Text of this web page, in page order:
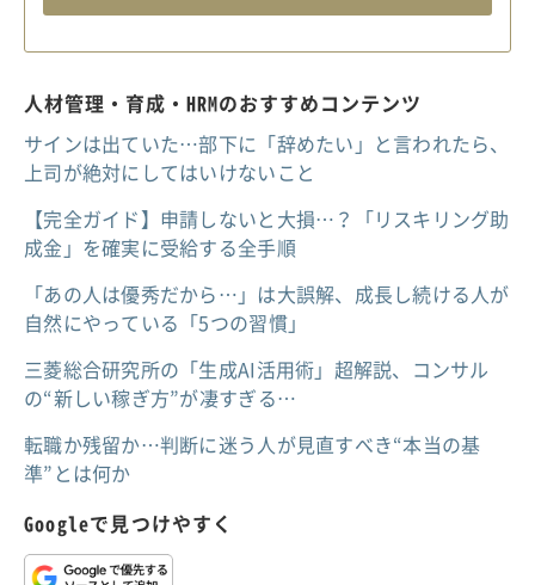
人材管理・育成・HRMのおすすめコンテンツ
サインは出ていた…部下に「辞めたい」と言われたら、
上司が絶対にしてはいけないこと
【完全ガイド】申請しないと大損…？「リスキリング助
成金」を確実に受給する全手順
「あの人は優秀だから…」は大誤解、成長し続ける人が
自然にやっている「5つの習慣」
三菱総合研究所の「生成AI活用術」超解説、コンサル
の“新しい稼ぎ方”が凄すぎる…
転職か残留か…判断に迷う人が見直すべき“本当の基
準”とは何か
Googleで見つけやすく